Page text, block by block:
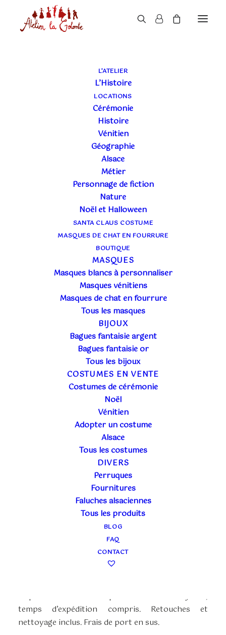
L’ATELIER
L’Histoire
LOCATIONS
Cérémonie
Histoire
Vénitien
Géographie
Alsace
Métier
Personnage de fiction
Nature
Noël et Halloween
SANTA CLAUS COSTUME
MASQUES DE CHAT EN FOURRURE
BOUTIQUE
MASQUES
Masques blancs à personnaliser
Masques vénitiens
Masques de chat en fourrure
Tous les masques
BIJOUX
Bagues fantaisie argent
Bagues fantaisie or
Tous les bijoux
COSTUMES EN VENTE
Costumes de cérémonie
Noël
Vénitien
Adopter un costume
Alsace
Tous les costumes
DIVERS
Perruques
Fournitures
Faluches alsaciennes
Tous les produits
BLOG
FAQ
CONTACT
COSTUME OURS
105,00€Plage
TTC
La location en boutique (70€)couvre 3 jours
ouvrés ou un week-end. Pris et ramené à la
boutique. Retouches et nettoyage inclus.
disposition du costume pour une durée de 7 jours,
temps d’expédition compris. Retouches et
nettoyage inclus. Frais de port en sus.